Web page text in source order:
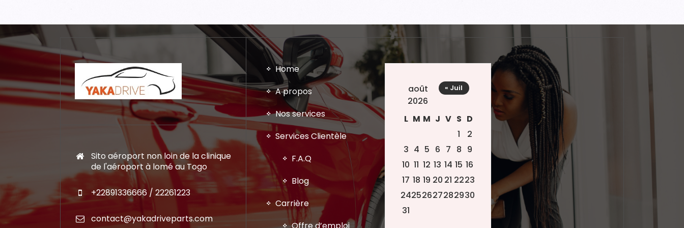
Sito aéroport non loin de la clinique
de l'aéroport à lomé au Togo
+22891336666 / 22261223
contact@yakadriveparts.com
Home
A propos
Nos services
Services Clientèle
F.A.Q
Blog
Carrière
Offre d’emploi
août
2026
L M M J V S D
1
2
3 4 5 6 7 8 9
10 11 12 13 14 15 16
17 18 19 20 21 2223
24252627282930
31
« Juil